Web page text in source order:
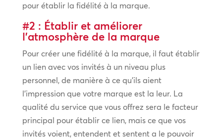
pour établir la fidélité à la marque.
#2 : Établir et améliorer
l’atmosphère de la marque
Pour créer une fidélité à la marque, il faut établir
un lien avec vos invités à un niveau plus
personnel, de manière à ce qu’ils aient
l’impression que votre marque est la leur. La
qualité du service que vous offrez sera le facteur
principal pour établir ce lien, mais ce que vos
invités voient, entendent et sentent a le pouvoir